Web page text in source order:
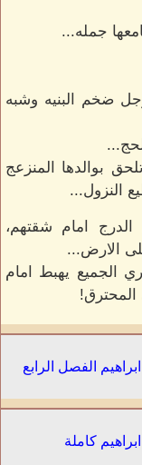
جمله...
ضخم البنيه وشبه
بوالدها المنزعج
النزول...
امام شقتهم،
الارض...
الجميع يهبط امام
المحترق!
الفصل الرابع
كاملة